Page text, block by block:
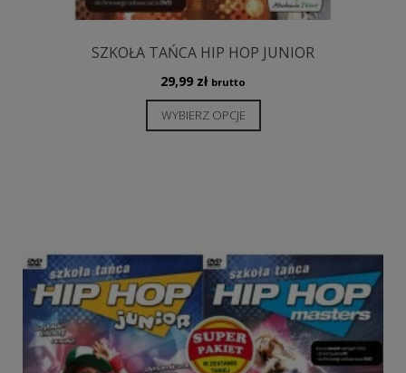
SZKOŁA TAŃCA HIP HOP JUNIOR
29,99 zł brutto
WYBIERZ OPCJE
produkt
wybrać
na
stronie
produktu